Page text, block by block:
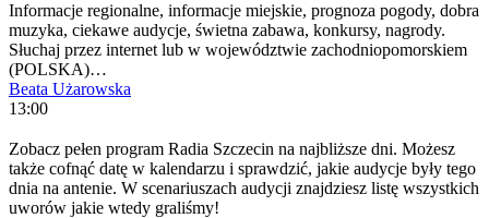
Informacje regionalne, informacje miejskie, prognoza pogody, dobra
muzyka, ciekawe audycje, świetna zabawa, konkursy, nagrody.
Słuchaj przez internet lub w województwie zachodniopomorskiem
(POLSKA)…
Beata Użarowska
13:00
Zobacz pełen program Radia Szczecin na najbliższe dni. Możesz
także cofnąć datę w kalendarzu i sprawdzić, jakie audycje były tego
dnia na antenie. W scenariuszach audycji znajdziesz listę wszystkich
uworów jakie wtedy graliśmy!